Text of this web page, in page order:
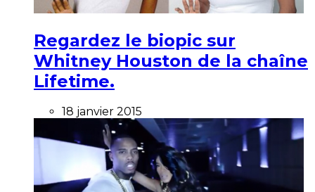
Regardez le biopic sur
Whitney Houston de la chaîne
Lifetime.
18 janvier 2015